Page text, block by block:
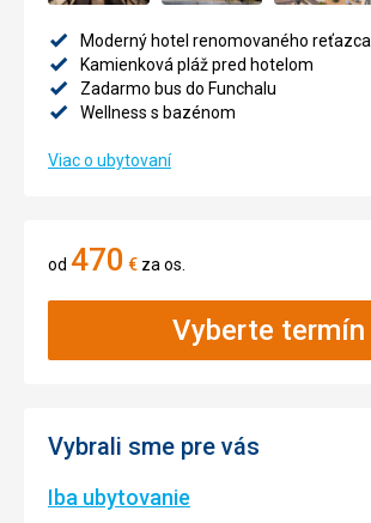
Moderný hotel renomovaného reťazca
Kamienková pláž pred hotelom
Zadarmo bus do Funchalu
Wellness s bazénom
Viac o ubytovaní
od 470 € za os.
Vyberte termín
Vybrali sme pre vás
Iba ubytovanie